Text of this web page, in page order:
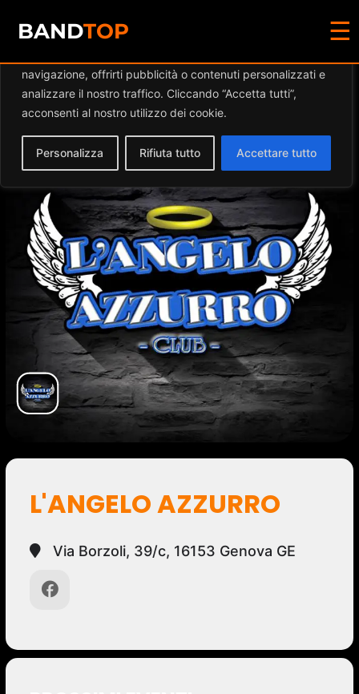
Diamo valore alla tua privacy
navigazione, offrirti pubblicità o contenuti personalizzati e
analizzare il nostro traffico. Cliccando “Accetta tutti”,
acconsenti al nostro utilizzo dei cookie.
Personalizza Rifiuta tutto Accettare tutto
BANDTOP ☰
Events at this location
L'ANGELO AZZURRO
Via Borzoli, 39/c, 16153 Genova GE